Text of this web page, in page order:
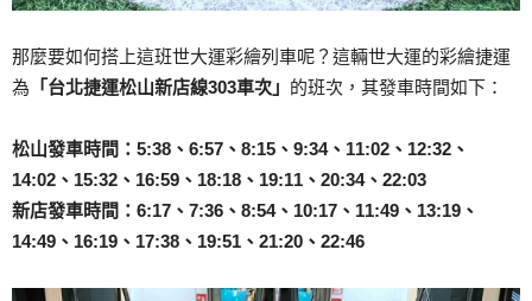
那麼要如何搭上這班世大運彩繪列車呢？這輛世大運的彩繪捷運
為 「台北捷運松山新店線303車次」 的班次，其發車時間如下：
松山發車時間：5:38、6:57、8:15、9:34、11:02、12:32、
14:02、15:32、16:59、18:18、19:11、20:34、22:03
新店發車時間：6:17、7:36、8:54、10:17、11:49、13:19、
14:49、16:19、17:38、19:51、21:20、22:46